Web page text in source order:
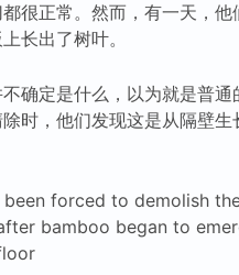
很正常。然而，有一天，他
长出了树叶。
确定是什么，以为就是普通
时，他们发现这是从隔壁生
forced to demolish
bamboo began to